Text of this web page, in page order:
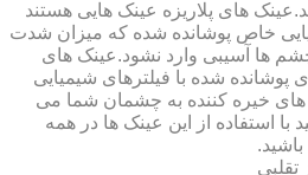
های پلاریزه عینک هایی هستند
خاص پوشانده شده که میزان شدت
ها آسیبی وارد نشود.عینک های
پوشانده شده با فیلترهای شیمیایی
های خیره کننده به چشمان شما می
با استفاده از این عینک ها در همه